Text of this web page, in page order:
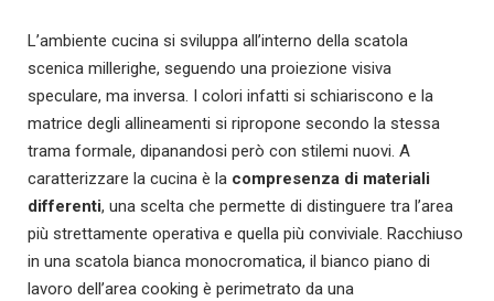
L’ambiente cucina si sviluppa all’interno della scatola
scenica millerighe, seguendo una proiezione visiva
speculare, ma inversa. I colori infatti si schiariscono e la
matrice degli allineamenti si ripropone secondo la stessa
trama formale, dipanandosi però con stilemi nuovi. A
caratterizzare la cucina è la compresenza di materiali
differenti, una scelta che permette di distinguere tra l’area
più strettamente operativa e quella più conviviale. Racchiuso
in una scatola bianca monocromatica, il bianco piano di
lavoro dell’area cooking è perimetrato da una